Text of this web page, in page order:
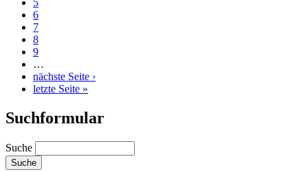
5
6
7
8
9
…
nächste Seite ›
letzte Seite »
Suchformular
Suche